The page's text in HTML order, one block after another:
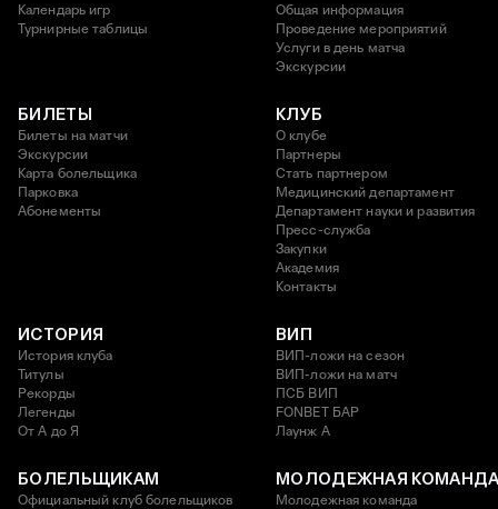
Календарь игр
Турнирные таблицы
Общая информация
Проведение мероприятий
Услуги в день матча
Экскурсии
БИЛЕТЫ
Билеты на матчи
Экскурсии
Карта болельщика
Парковка
Абонементы
КЛУБ
О клубе
Партнеры
Стать партнером
Медицинский департамент
Департамент науки и развития
Пресс-служба
Закупки
Академия
Контакты
ИСТОРИЯ
История клуба
Титулы
Рекорды
Легенды
От А до Я
ВИП
ВИП-ложи на сезон
ВИП-ложи на матч
ПСБ ВИП
FONBET БАР
Лаунж A
БОЛЕЛЬЩИКАМ
Официальный клуб болельщиков
МОЛОДЕЖНАЯ
Молодежная команда